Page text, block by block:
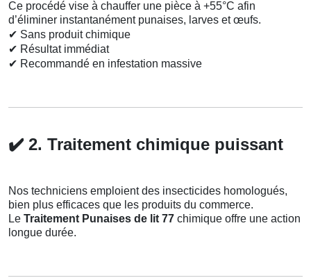
Ce procédé vise à chauffer une pièce à +55°C afin
d’éliminer instantanément punaises, larves et œufs.
✔ Sans produit chimique
✔ Résultat immédiat
✔ Recommandé en infestation massive
✔️ 2. Traitement chimique puissant
Nos techniciens emploient des insecticides homologués,
bien plus efficaces que les produits du commerce.
Le Traitement Punaises de lit 77 chimique offre une action
longue durée.